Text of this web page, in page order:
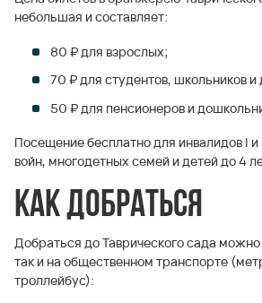
небольшая и составляет:
80 ₽ для взрослых;
70 ₽ для студентов, школьников и
50 ₽ для пенсионеров и
Посещение бесплатно для инвалидов I и
войн, многодетных семей и детей до 4
Как добраться
Добраться до Таврического сада можно
так и на общественном транспорте
троллейбус):